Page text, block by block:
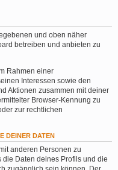
und oben näher
betreiben und anbieten zu
Rahmen einer
Interessen sowie den
Aktionen zusammen mit deiner
Browser-Kennung zu
zur rechtlichen
DEINER DATEN
anderen Personen zu
Daten deines Profils und die